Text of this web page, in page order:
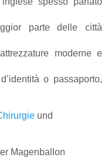
parte delle città
moderne e
o passaporto,
und
Magenballon